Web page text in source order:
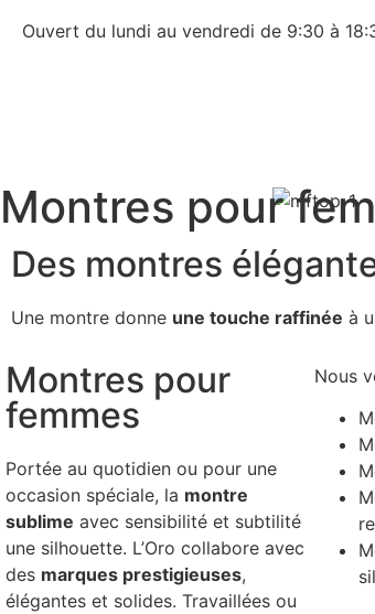
Ouvert du lundi au vendredi de 9:30 à
Montres pour
Des montres
Une montre donne une touche raffinée à
Montres pour
femmes
Portée au quotidien ou pour une
occasion spéciale, la montre
sublime avec sensibilité et subtilité
une silhouette. L’Oro collabore avec
des marques prestigieuses,
élégantes et solides. Travaillées ou
Nous